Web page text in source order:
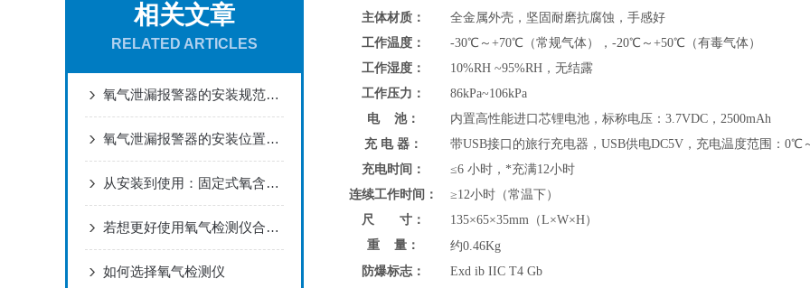
相关文章
RELATED ARTICLES
氧气泄漏报警器的安装规范与标定方法
氧气泄漏报警器的安装位置与布点规范建议
从安装到使用：固定式氧含量检测仪全流程指南
若想更好使用氧气检测仪合理的维护方法很重要
如何选择氧气检测仪
主体材质： 全金属外壳 ，坚固耐磨抗腐蚀，手感好
工作温度：
-30℃～+70℃（常规气体），-20℃～+50℃（有毒气体）
工作湿度：
10%RH ~95%RH，无结露
工作压力：
86kPa~106kPa
电 池：
内置高性能进口芯锂电池，标称电压：3.7VDC，2500mAh
充 电 器：
带USB接口的旅行充电器，USB供电DC5V，充电温度范围： 0℃
充电时间：
≤6 小时，*充满12小时
连续工作时间：
≥12小时（常温下）
尺 寸：
135×65×35mm（L×W×H）
重 量：
约0.46Kg
防爆标志：
Exd ib IIC T4 Gb